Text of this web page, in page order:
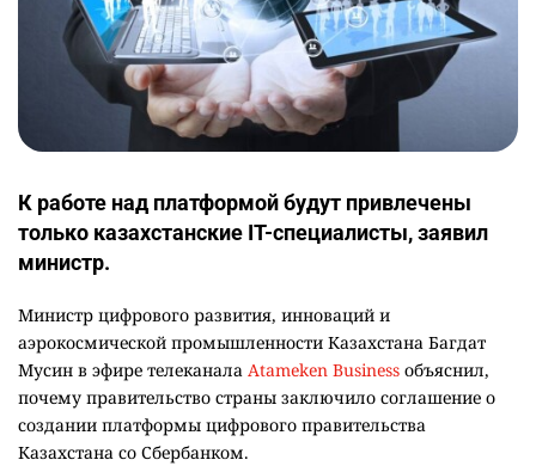
К работе над платформой будут привлечены
только казахстанские IT-специалисты, заявил
министр.
Министр цифрового развития, инноваций и
аэрокосмической промышленности Казахстана Багдат
Мусин в эфире телеканала Atameken Business объяснил,
почему правительство страны заключило соглашение о
создании платформы цифрового правительства
Казахстана со Сбербанком.